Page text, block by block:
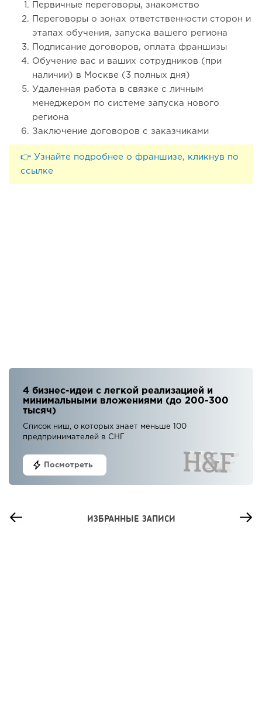
Первичные переговоры, знакомство
Переговоры о зонах ответственности сторон и
этапах обучения, запуска вашего региона
Подписание договоров, оплата франшизы
Обучение вас и ваших сотрудников (при
наличии) в Москве (3 полных дня)
Удаленная работа в связке с личным
менеджером по системе запуска нового
региона
Заключение договоров с заказчиками
👉 Узнайте подробнее о франшизе, кликнув по
ссылке
4 бизнес-идеи с легкой реализацией и
минимальными вложениями (до 200-300
тысяч)
Список ниш, о которых знает меньше 100
предпринимателей в СНГ
Посмотреть
ИЗБРАННЫЕ ЗАПИСИ